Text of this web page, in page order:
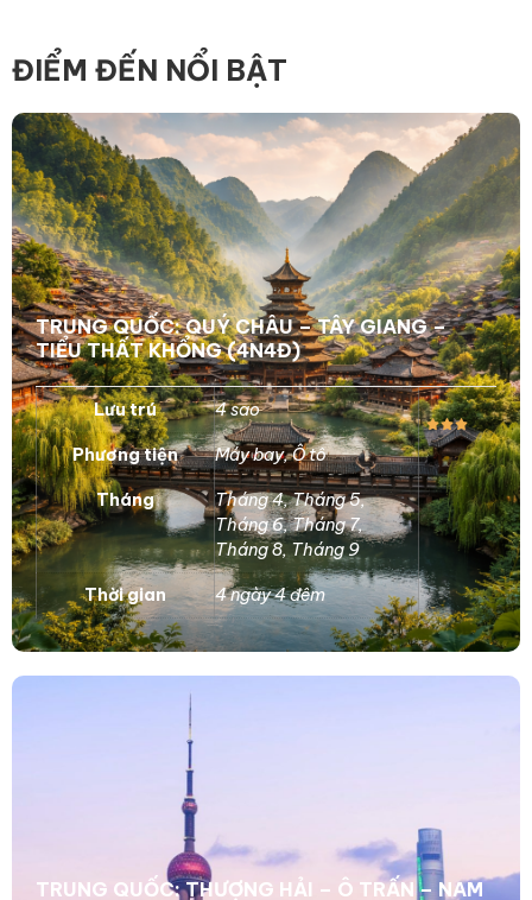
ĐIỂM ĐẾN NỔI BẬT
TRUNG QUỐC: QUÝ CHÂU – TÂY GIANG –
TIỂU THẤT KHỔNG (4N4Đ)
Lưu trú 4 sao
Phương tiện Máy bay,Ô tô
Tháng Tháng 4,Tháng 5,
Tháng 6,Tháng 7,
Tháng 8,Tháng 9
Thời gian 4 ngày 4 đêm
TRUNG QUỐC: THƯỢNG HẢI – Ô TRẤN – NAM